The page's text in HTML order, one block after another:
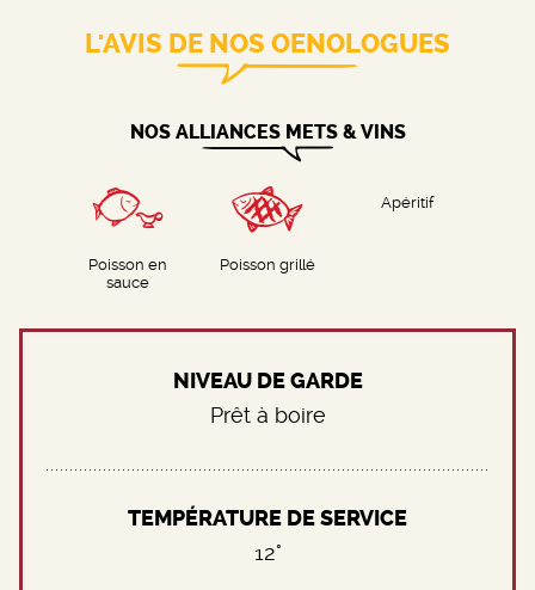
L'AVIS DE NOS OENOLOGUES
NOS ALLIANCES METS & VINS
Poisson en
sauce
Poisson grillé
Apéritif
NIVEAU DE GARDE
Prêt à boire
TEMPÉRATURE DE SERVICE
12°